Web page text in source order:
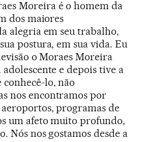
Moreira é o homem da
dos maiores
alegria em seu trabalho,
postura, em sua vida. Eu
o Moraes Moreira
adolescente e depois tive a
lo, não
nos encontramos por
programas de
um afeto muito profundo,
Nós nos gostamos desde a